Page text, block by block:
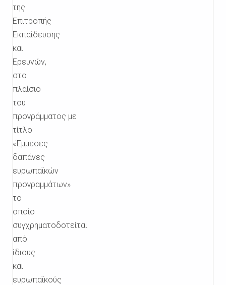
της
Επιτροπής
Εκπαίδευσης
και
Ερευνών,
στο
πλαίσιο
του
προγράμματος με
τίτλο
«Έμμεσες
δαπάνες
ευρωπαϊκών
προγραμμάτων»
το
οποίο
συγχρηματοδοτείται
από
ίδιους
και
ευρωπαϊκούς